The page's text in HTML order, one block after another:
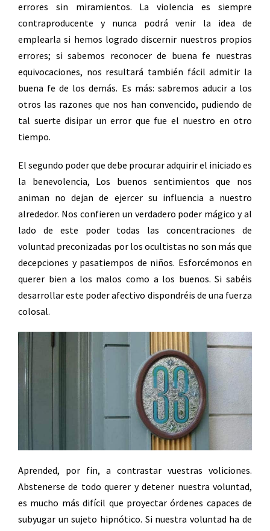
errores sin miramientos. La violencia es siempre
contraproducente y nunca podrá venir la idea de
emplearla si hemos logrado discernir nuestros propios
errores; si sabemos reconocer de buena fe nuestras
equivocaciones, nos resultará también fácil admitir la
buena fe de los demás. Es más: sabremos aducir a los
otros las razones que nos han convencido, pudiendo de
tal suerte disipar un error que fue el nuestro en otro
tiempo.
El segundo poder que debe procurar adquirir el iniciado es
la benevolencia, Los buenos sentimientos que nos
animan no dejan de ejercer su influencia a nuestro
alrededor. Nos confieren un verdadero poder mágico y al
lado de este poder todas las concentraciones de
voluntad preconizadas por los ocultistas no son más que
decepciones y pasatiempos de niños. Esforcémonos en
querer bien a los malos como a los buenos. Si sabéis
desarrollar este poder afectivo dispondréis de una fuerza
colosal.
Aprended, por fin, a contrastar vuestras voliciones.
Abstenerse de todo querer y detener nuestra voluntad,
es mucho más difícil que proyectar órdenes capaces de
subyugar un sujeto hipnótico. Si nuestra voluntad ha de